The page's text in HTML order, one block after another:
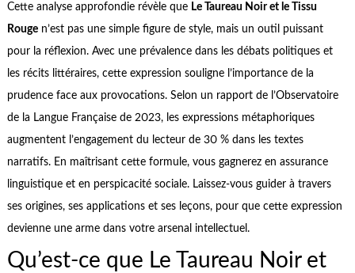
Cette analyse approfondie révèle que Le Taureau Noir et le Tissu
Rougen’est pas une simple figure de style, mais un outil puissant
pour la réflexion. Avec une prévalence dans les débats politiques et
les récits littéraires, cette expression souligne l’importance de la
prudence face aux provocations. Selon un rapport de l’Observatoire
de la Langue Française de 2023, les expressions métaphoriques
augmentent l’engagement du lecteur de 30 % dans les textes
narratifs. En maîtrisant cette formule, vous gagnerez en assurance
linguistique et en perspicacité sociale. Laissez-vous guider à travers
ses origines, ses applications et ses leçons, pour que cette expression
devienne une arme dans votre arsenal intellectuel.
Qu’est-ce que Le Taureau Noir et